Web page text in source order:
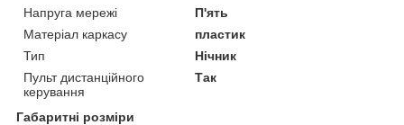
Напруга мережі
П'ять
Матеріал каркасу
пластик
Тип
Нічник
Пульт дистанційного
керування
Так
Габаритні розміри